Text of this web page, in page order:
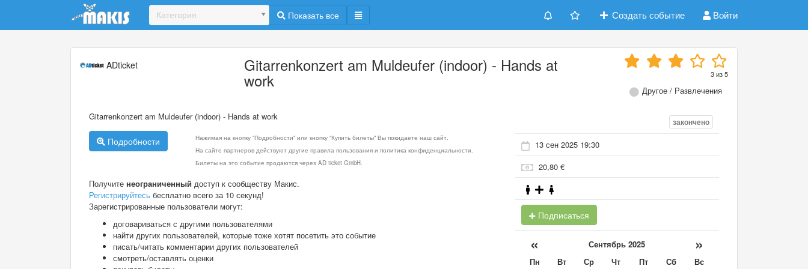
Update cookies preferences
Категория Показать все Создать событие Войти
ADticket Gitarrenkonzert am Muldeufer (indoor) - Hands at
work 3из5
Другое / Развлечения
Gitarrenkonzert am Muldeufer (indoor) - Hands at work
Подробности
Нажимая на кнопку "Подробности" или кнопку "Купить билеты" Вы покидаете наш сайт.
На сайте партнеров действуют другие правила пользования и политика конфиденциальности.
Билеты на это событие продаются через AD ticket GmbH.
Получите неограниченный доступ к сообществу Макис.
Регистрируйтесь бесплатно всего за 10 секунд!
Зарегистрированные пользователи могут:
договариваться с другими пользователями
найти других пользователей, которые тоже хотят посетить это событие
писать/читать комментарии других пользователей
смотреть/оставлять оценки
закончено
13 сен 2025 19:30
20,80 €
Подписаться
« Сентябрь 2025 »
Пн Вт Ср Чт Пт Сб
Вс